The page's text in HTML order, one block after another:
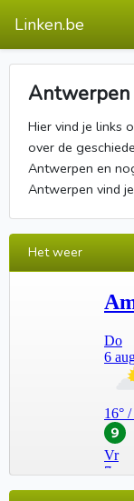
Linken.be
Hier vind je links
over de
Antwerpen en
Antwerpen vind
Het weer